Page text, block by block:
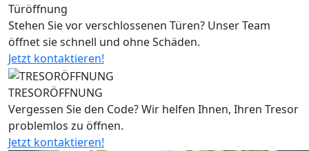
Türöffnung
Stehen Sie vor verschlossenen Türen? Unser Team
öffnet sie schnell und ohne Schäden.
Jetzt kontaktieren!
TRESORÖFFNUNG
Vergessen Sie den Code? Wir helfen Ihnen, Ihren Tresor
problemlos zu öffnen.
Jetzt kontaktieren!